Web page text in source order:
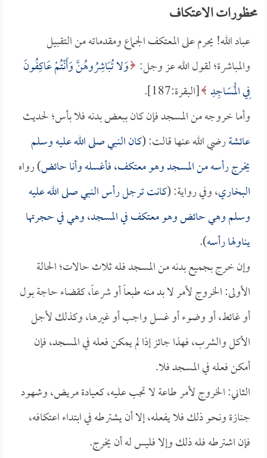
محظورات الاعتكاف
عباد الله! يحرم على المعتكف الجماع ومقدماته من التقبيل
والمباشرة؛ لقول الله عز وجل: وَلا تُبَاشِرُوهُنَّ وَأَنْتُمْ عَاكِفُونَ
فِي الْمَسَاجِدِ [البقرة:187].
وأما خروجه من المسجد فإن كان ببعض بدنه فلا بأس؛ لحديث
عائشةرضي الله عنها قالت: (كان النبي صلى الله عليه وسلم
يخرج رأسه من المسجد وهو معتكف، فأغسله وأنا حائض) رواه
البخاري، وفي رواية: (كانت ترجل رأس النبي صلى الله عليه
وسلم وهي حائض وهو معتكف في المسجد، وهي في حجرتها
يناولها رأسه).
وإن خرج بجميع بدنه من المسجد فله ثلاث حالات؛ الحالة
الأولى: الخروج لأمر لا بد منه طبعاً أو شرعاً، كقضاء حاجة بول
أو غائط، أو وضوء أو غسل واجب أو غيرها، وكذلك لأجل
الأكل والشرب، فهذا جائز إذا لم يمكن فعله في المسجد، فإن
أمكن فعله في المسجد فلا.
الثاني: الخروج لأمر طاعة لا تجب عليه، كعيادة مريض، وشهود
جنازة ونحو ذلك فلا يفعله، إلا أن يشترطه في ابتداء اعتكافه،
فإن اشترطه فله ذلك وإلا فليس له أن يخرج.